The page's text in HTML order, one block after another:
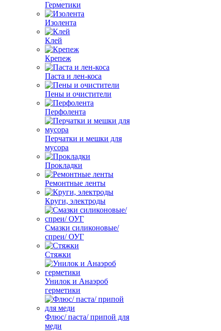
Герметики
Изолента
Клей
Крепеж
Паста и лен-коса
Пены и очистители
Перфолента
Перчатки и мешки для
мусора
Прокладки
Ремонтные ленты
Круги, электроды
Смазки силиконовые/
спреи/ ОУГ
Стяжки
Унилок и Анаэроб
герметики
Флюс/ паста/ припой для
меди